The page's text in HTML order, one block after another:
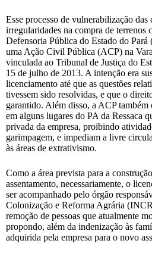
Esse processo de vulnerabilização das
irregularidades na compra de terrenos
Defensoria Pública do Estado do
uma Ação Civil Pública (ACP) na
vinculada ao Tribunal de Justiça do
15 de julho de 2013. A intenção era
licenciamento até que as questões
tivessem sido resolvidas, e que o
garantido. Além disso, a ACP também
em alguns lugares do PA da Ressaca
privada da empresa, proibindo
garimpagem, e impediam a livre
às áreas de extrativismo.
Como a área prevista para a
assentamento, necessariamente, o
ser acompanhado pelo órgão
Colonização e Reforma Agrária
remoção de pessoas que atualmente
propondo, além da indenização às
adquirida pela empresa para o novo